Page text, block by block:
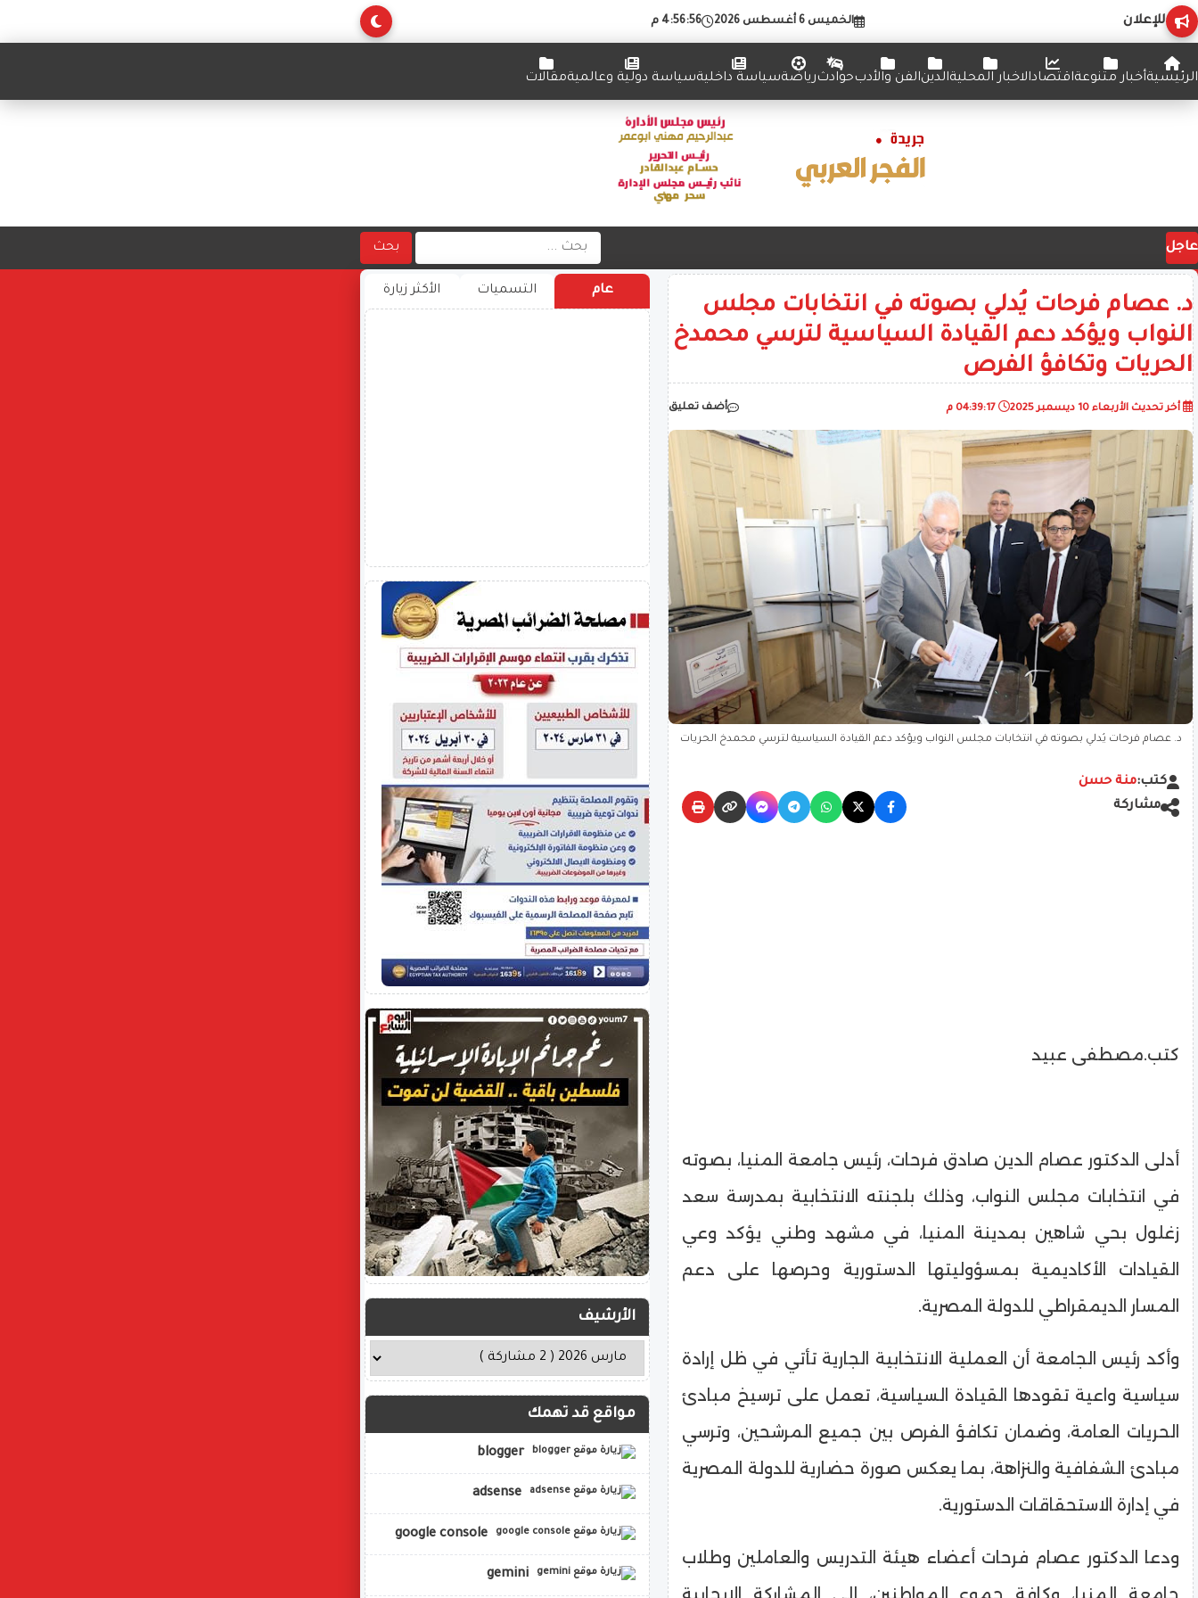
للإعلان الخميس 6 أغسطس 2026 4:56:57 م
الرئيسيةأخبار متنوعةاقتصادالاخبار المحليةالدينالفن والأدبحوادثرياضةسياسة داخليةسياسة دولية وعالميةمقالات
عاجل بحث
د. عصام فرحات يُدلي بصوته في انتخابات مجلس
النواب ويؤكد دعم القيادة السياسية لترسي محمدخ
الحريات وتكافؤ الفرص
أخر تحديث الأربعاء 10 ديسمبر 2025 أضف تعليق
د. عصام فرحات يُدلي بصوته في انتخابات مجلس النواب ويؤكد دعم القيادة السياسية لترسي محمدخ الحريات
كتب:منة حسن
مشاركة
كتب.مصطفى عبيد
أدلى الدكتور عصام الدين صادق فرحات، رئيس جامعة المنيا، بصوته
في انتخابات مجلس النواب، وذلك بلجنته الانتخابية بمدرسة سعد
زغلول بحي شاهين بمدينة المنيا، في مشهد وطني يؤكد وعي
القيادات الأكاديمية بمسؤوليتها الدستورية وحرصها على دعم
المسار الديمقراطي للدولة المصرية.
وأكد رئيس الجامعة أن العملية الانتخابية الجارية تأتي في ظل إرادة
سياسية واعية تقودها القيادة السياسية، تعمل على ترسيخ مبادئ
الحريات العامة، وضمان تكافؤ الفرص بين جميع المرشحين، وترسي
مبادئ الشفافية والنزاهة، بما يعكس صورة حضارية للدولة المصرية
في إدارة الاستحقاقات الدستورية.
ودعا الدكتور عصام فرحات أعضاء هيئة التدريس والعاملين وطلاب
جامعة المنيا، وكافة جموع المواطنين، إلى المشاركة الإيجابية
عام التسميات الأكثر زيارة
الأرشيف
مواقع قد تهمك
blogger